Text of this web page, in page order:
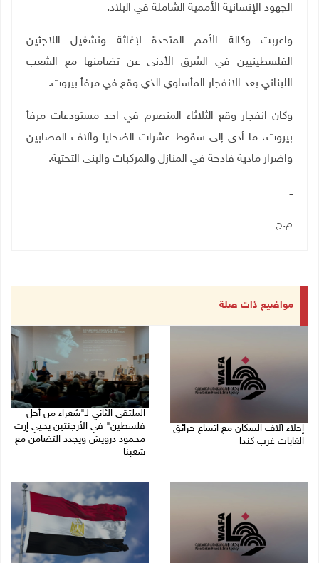
الجهود الإنسانية الأممية الشاملة في البلاد.
واعربت وكالة الأمم المتحدة لإغاثة وتشغيل اللاجئين
الفلسطينيين في الشرق الأدنى عن تضامنها مع الشعب
اللبناني بعد الانفجار المأساوي الذي وقع في مرفأ بيروت.
وكان انفجار وقع الثلاثاء المنصرم في احد مستودعات مرفأ
بیروت، ما أدى إلى سقوط عشرات الضحايا وآلاف المصابین
واضرار مادیة فادحة في المنازل والمركبات والبنى التحتیة.
ــ
م.ج
مواضيع ذات صلة
إجلاء آلاف السكان مع اتساع حرائق
الغابات غرب كندا
الملتقى الثاني لـ"شعراء من أجل
فلسطين" في الأرجنتين يحيي إرث
محمود درويش ويجدد التضامن مع
شعبنا